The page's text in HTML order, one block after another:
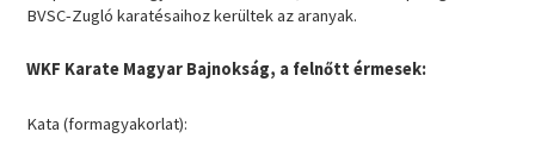
BVSC-Zugló karatésaihoz kerültek az aranyak.
WKF Karate Magyar Bajnokság, a felnőtt érmesek:
Kata (formagyakorlat):